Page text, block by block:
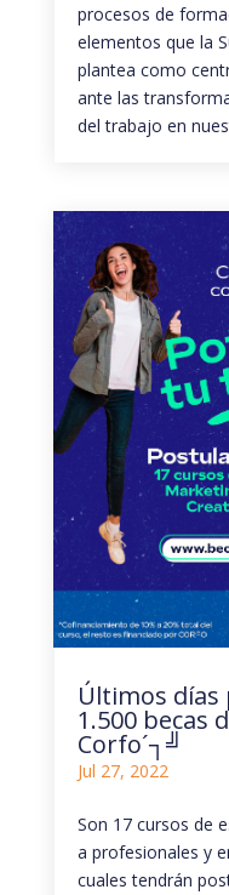
procesos de
elementos que la
plantea como
ante las
del trabajo en
Últimos
1.500 becas
Corfo´┐╝
Jul 27, 2022
Son 17 cursos de
a profesionales y
cuales tendrán